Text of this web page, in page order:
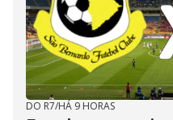
DO R7/HÁ 9 HORAS